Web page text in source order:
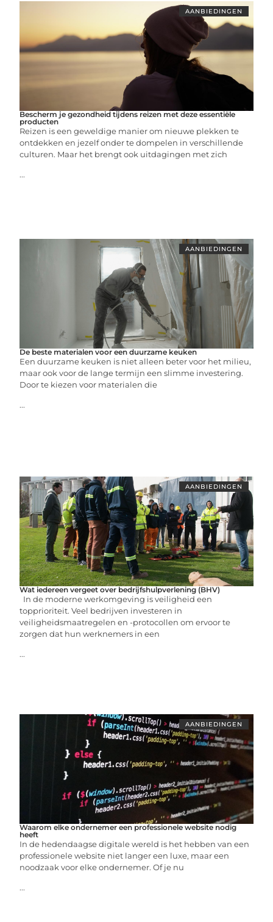
AANBIEDINGEN
Bescherm je gezondheid tijdens reizen met deze essentiële
producten
Reizen is een geweldige manier om nieuwe plekken te
ontdekken en jezelf onder te dompelen in verschillende
culturen. Maar het brengt ook uitdagingen met zich
...
AANBIEDINGEN
De beste materialen voor een duurzame keuken
Een duurzame keuken is niet alleen beter voor het milieu,
maar ook voor de lange termijn een slimme investering.
Door te kiezen voor materialen die
...
AANBIEDINGEN
Wat iedereen vergeet over bedrijfshulpverlening (BHV)
In de moderne werkomgeving is veiligheid een
topprioriteit. Veel bedrijven investeren in
veiligheidsmaatregelen en -protocollen om ervoor te
zorgen dat hun werknemers in een
...
AANBIEDINGEN
Waarom elke ondernemer een professionele website nodig
heeft
In de hedendaagse digitale wereld is het hebben van een
professionele website niet langer een luxe, maar een
noodzaak voor elke ondernemer. Of je nu
...